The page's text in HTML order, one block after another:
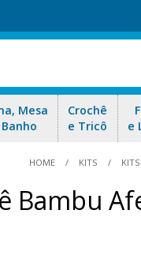
Mesa
Crochê
e Tricô
e
HOME KITS
Bambu